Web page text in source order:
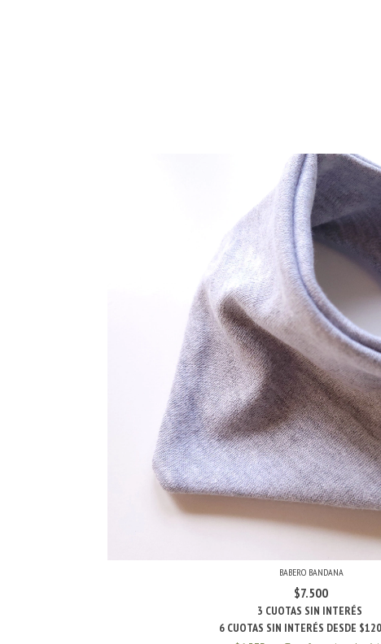
BABERO BANDANA
$7.500